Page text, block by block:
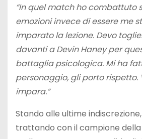
“In quel match ho combattuto
emozioni invece di essere me
imparato la lezione. Devo
davanti a Devin Haney per
battaglia psicologica. Mi ha
personaggio, gli porto rispetto.
impara.”
Stando alle ultime
trattando con il campione della